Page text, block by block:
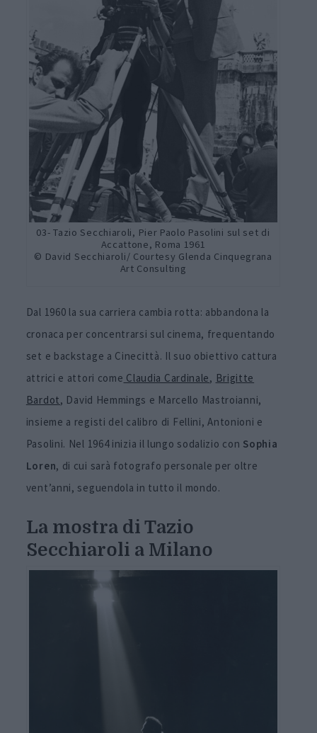
03- Tazio Secchiaroli, Pier Paolo Pasolini sul set di
Accattone, Roma 1961
© David Secchiaroli/ Courtesy Glenda Cinquegrana
Art Consulting
Dal 1960 la sua carriera cambia rotta: abbandona la
cronaca per concentrarsi sul cinema, frequentando
set e backstage a Cinecittà. Il suo obiettivo cattura
attrici e attori come Claudia Cardinale, Brigitte
Bardot, David Hemmings e Marcello Mastroianni,
insieme a registi del calibro di Fellini, Antonioni e
Pasolini. Nel 1964 inizia il lungo sodalizio con Sophia
Loren, di cui sarà fotografo personale per oltre
vent’anni, seguendola in tutto il mondo.
La mostra di Tazio
Secchiaroli a Milano